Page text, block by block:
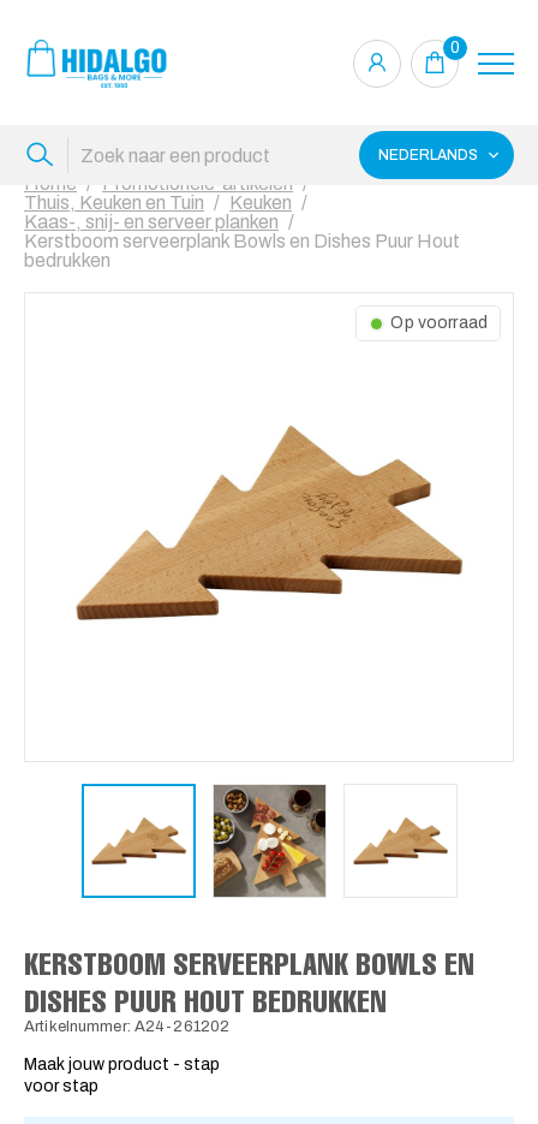
0
NEDERLANDS
Home
Promotionele-artikelen
Thuis, Keuken en Tuin
Keuken
Kaas-, snij- en serveer planken
Kerstboom serveerplank Bowls en Dishes Puur Hout
bedrukken
Op voorraad
KERSTBOOM SERVEERPLANK BOWLS EN
DISHES PUUR HOUT BEDRUKKEN
Artikelnummer: A24-261202
Maak jouw product - stap
voor stap